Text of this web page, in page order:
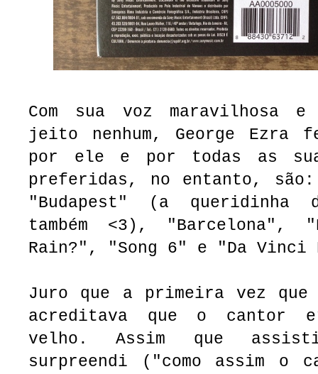
Com sua voz maravilhosa
jeito nenhum, George Ezra
por ele e por todas as
preferidas, no entanto,
"Budapest" (a queridinha
também <3), "Barcelona",
Rain?", "Song 6" e "Da
Juro que a primeira vez que
acreditava que o cantor
velho. Assim que
surpreendi ("como assim o